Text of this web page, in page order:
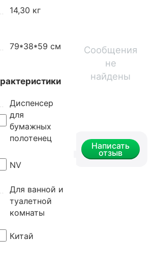
14,30 кг
79*38*59 см
Диспенсер
для
бумажных
полотенец
NV
Для ванной и
туалетной
комнаты
Китай
Сообщения
не
найдены
Написать
отзыв